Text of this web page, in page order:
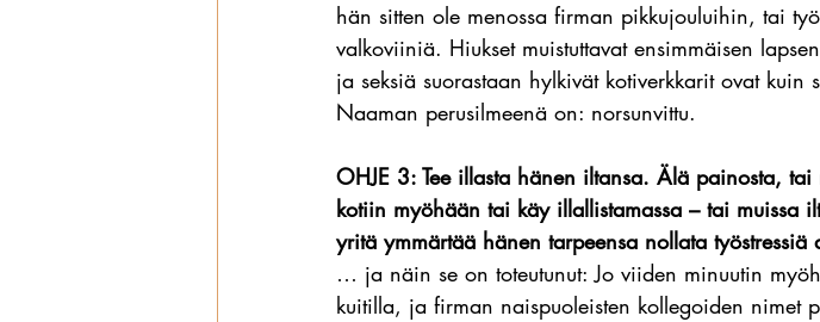
hän sitten ole menossa firman pikkujouluihin, tai
valkoviiniä. Hiukset muistuttavat ensimmäisen
ja seksiä suorastaan hylkivät kotiverkkarit ovat kuin
Naaman perusilmeenä on: norsunvittu.
OHJE 3: Tee illasta hänen iltansa. Älä painosta,
kotiin myöhään tai käy illallistamassa – tai muissa
yritä ymmärtää hänen tarpeensa nollata
… ja näin se on toteutunut: Jo viiden minuutin
kuitilla, ja firman naispuoleisten kollegoiden nimet